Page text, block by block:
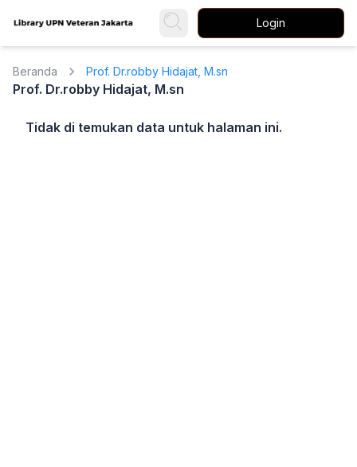
Login
Beranda Prof. Dr.robby Hidajat, M.sn
Prof. Dr.robby Hidajat, M.sn
Tidak di temukan data untuk halaman ini.